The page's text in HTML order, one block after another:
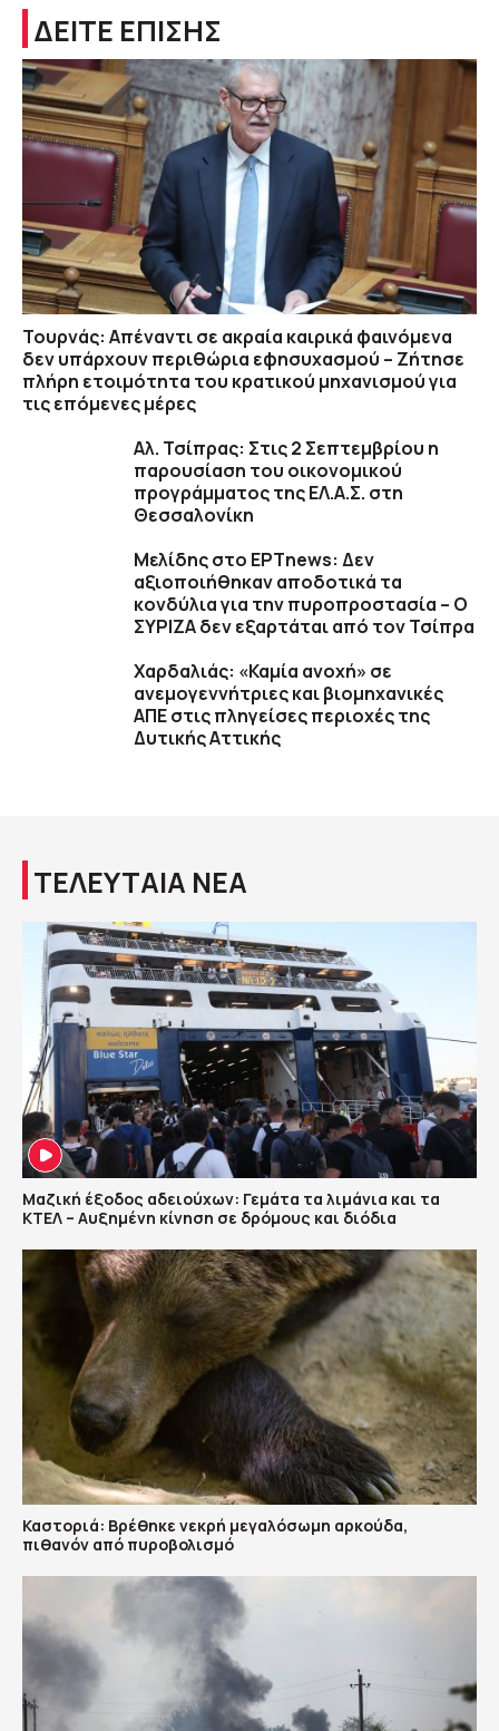
ΔΕΙΤΕ ΕΠΙΣΗΣ
Τουρνάς: Απέναντι σε ακραία καιρικά φαινόμενα
δεν υπάρχουν περιθώρια εφησυχασμού – Ζήτησε
πλήρη ετοιμότητα του κρατικού μηχανισμού για
τις επόμενες μέρες
Αλ. Τσίπρας: Στις 2 Σεπτεμβρίου η
παρουσίαση του οικονομικού
προγράμματος της ΕΛ.Α.Σ. στη
Θεσσαλονίκη
Μελίδης στο ΕΡΤnews: Δεν
αξιοποιήθηκαν αποδοτικά τα
κονδύλια για την πυροπροστασία – Ο
ΣΥΡΙΖΑ δεν εξαρτάται από τον Τσίπρα
Χαρδαλιάς: «Καμία ανοχή» σε
ανεμογεννήτριες και βιομηχανικές
ΑΠΕ στις πληγείσες περιοχές της
Δυτικής Αττικής
ΤΕΛΕΥΤΑΙΑ ΝΕΑ
Μαζική έξοδος αδειούχων: Γεμάτα τα λιμάνια και τα
ΚΤΕΛ – Αυξημένη κίνηση σε δρόμους και διόδια
Καστοριά: Βρέθηκε νεκρή μεγαλόσωμη αρκούδα,
πιθανόν από πυροβολισμό